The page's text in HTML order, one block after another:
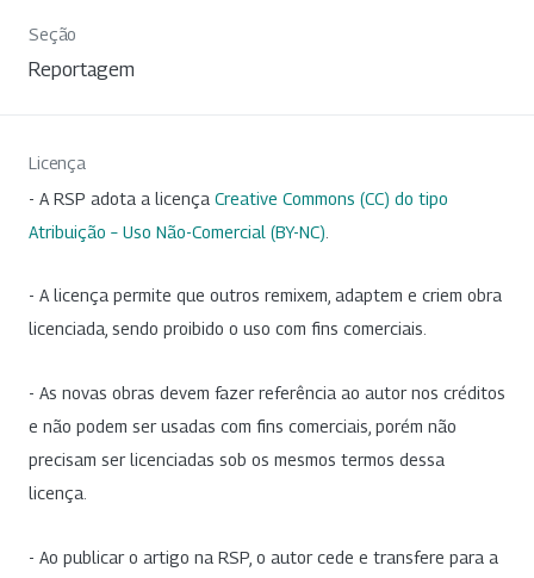
Seção
Reportagem
Licença
- A RSP adota a licença Creative Commons (CC) do tipo
Atribuição – Uso Não-Comercial (BY-NC)
- A licença permite que outros remixem, adaptem e criem obra
licenciada, sendo proibido o uso com fins comerciais.
- As novas obras devem fazer referência ao autor nos créditos
e não podem ser usadas com fins comerciais, porém não
precisam ser licenciadas sob os mesmos termos dessa
licença.
- Ao publicar o artigo na RSP, o autor cede e transfere para a